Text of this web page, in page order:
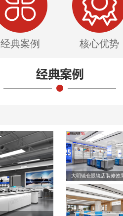
经典案例 核心优势
大明镜仓眼镜店装修效